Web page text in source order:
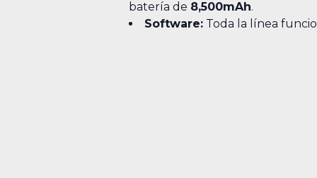
batería de 8,500mAh.
Software: Toda la línea